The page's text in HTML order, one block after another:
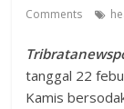
Comments
tanggal 22
Kamis